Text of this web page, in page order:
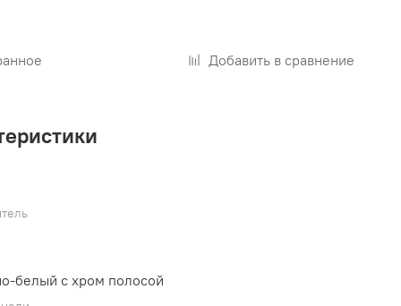
Добавить в сравнение
белый с хром полосой